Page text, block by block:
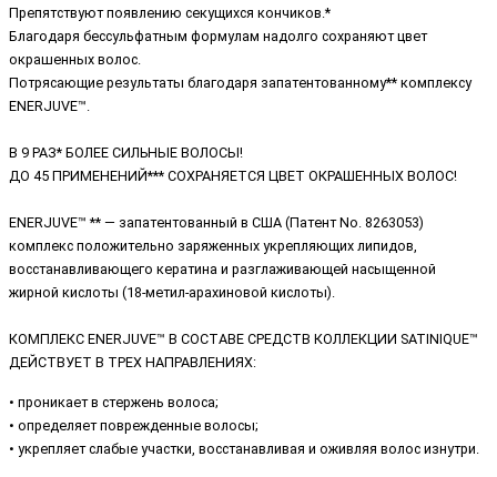
Препятствуют появлению секущихся кончиков.*
Благодаря бессульфатным формулам надолго сохраняют цвет
окрашенных волос.
Потрясающие результаты благодаря запатентованному** комплексу
ENERJUVE™.
В 9 РАЗ* БОЛЕЕ СИЛЬНЫЕ ВОЛОСЫ!
ДО 45 ПРИМЕНЕНИЙ*** СОХРАНЯЕТСЯ ЦВЕТ ОКРАШЕННЫХ ВОЛОС!
ENERJUVE™ ** — запатентованный в США (Патент No. 8263053)
комплекс положительно заряженных укрепляющих липидов,
восстанавливающего кератина и разглаживающей насыщенной
жирной кислоты (18-метил-арахиновой кислоты).
КОМПЛЕКС ENERJUVE™ В СОСТАВЕ СРЕДСТВ КОЛЛЕКЦИИ SATINIQUE™
ДЕЙСТВУЕТ В ТРЕХ НАПРАВЛЕНИЯХ:
• проникает в стержень волоса;
• определяет поврежденные волосы;
• укрепляет слабые участки, восстанавливая и оживляя волос изнутри.